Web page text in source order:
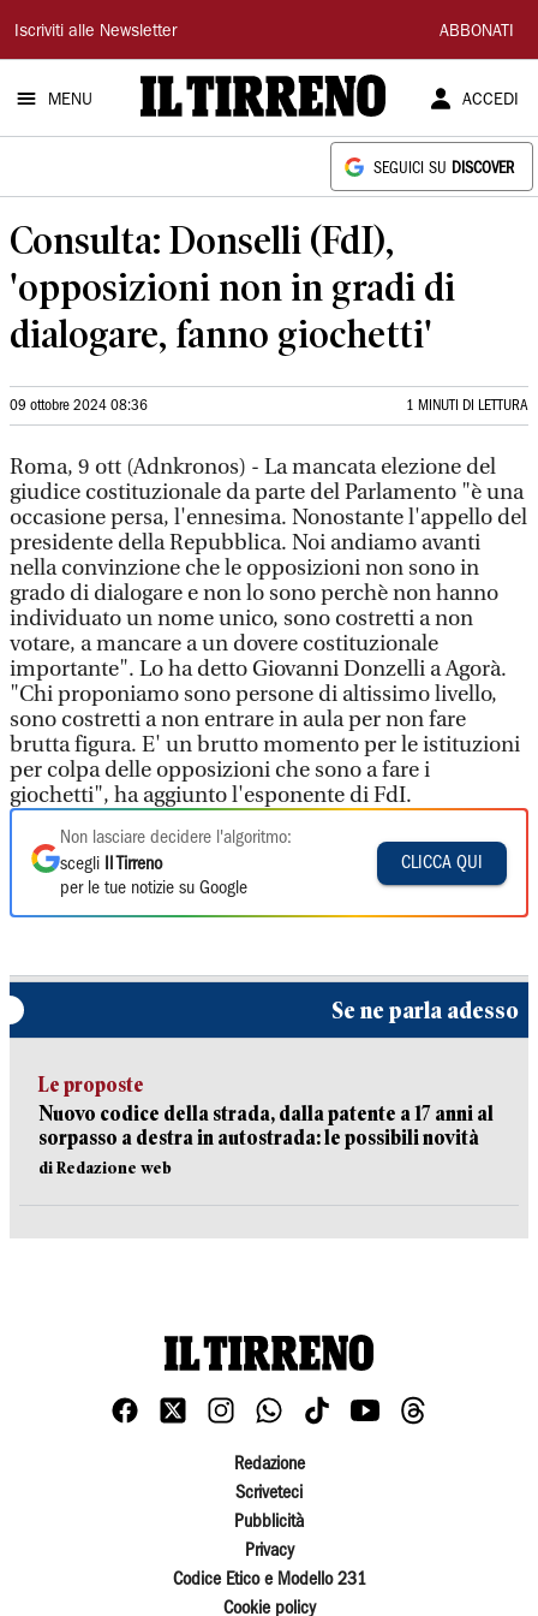
Il
Tirreno
Iscriviti alle Newsletter ABBONATI
MENU ACCEDI
SEGUICI SU DISCOVER
Consulta: Donselli (FdI),
'opposizioni non in gradi di
dialogare, fanno giochetti'
09 ottobre 2024 08:36 1 MINUTI DI LETTURA
Roma, 9 ott (Adnkronos) - La mancata elezione del
giudice costituzionale da parte del Parlamento "è una
occasione persa, l'ennesima. Nonostante l'appello del
presidente della Repubblica. Noi andiamo avanti
nella convinzione che le opposizioni non sono in
grado di dialogare e non lo sono perchè non hanno
individuato un nome unico, sono costretti a non
votare, a mancare a un dovere costituzionale
importante". Lo ha detto Giovanni Donzelli a Agorà.
"Chi proponiamo sono persone di altissimo livello,
sono costretti a non entrare in aula per non fare
brutta figura. E' un brutto momento per le istituzioni
per colpa delle opposizioni che sono a fare i
giochetti", ha aggiunto l'esponente di FdI.
Non lasciare decidere l'algoritmo:
scegli
Il Tirreno
per le tue notizie su Google
CLICCA QUI
Se ne parla adesso
Le proposte
Nuovo codice della strada, dalla patente a 17 anni al
sorpasso a destra in autostrada: le possibili novità
di Redazione web
Redazione
Scriveteci
Pubblicità
Privacy
Codice Etico e Modello 231
Cookie policy